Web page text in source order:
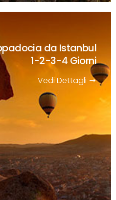
da Istanbul
1-2-3-4 Giorni
Vedi Dettagli